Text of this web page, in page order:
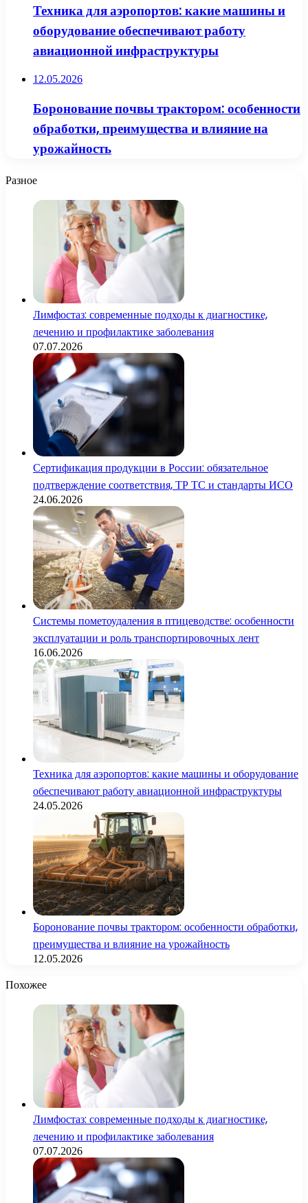
Техника для аэропортов: какие машины и
оборудование обеспечивают работу
авиационной инфраструктуры
12.05.2026
Боронование почвы трактором: особенности
обработки, преимущества и влияние на
урожайность
Разное
Лимфостаз: современные подходы к диагностике,
лечению и профилактике заболевания
07.07.2026
Сертификация продукции в России: обязательное
подтверждение соответствия, ТР ТС и стандарты ИСО
24.06.2026
Системы пометоудаления в птицеводстве: особенности
эксплуатации и роль транспортировочных лент
16.06.2026
Техника для аэропортов: какие машины и оборудование
обеспечивают работу авиационной инфраструктуры
24.05.2026
Боронование почвы трактором: особенности обработки,
преимущества и влияние на урожайность
12.05.2026
Похожее
Лимфостаз: современные подходы к диагностике,
лечению и профилактике заболевания
07.07.2026